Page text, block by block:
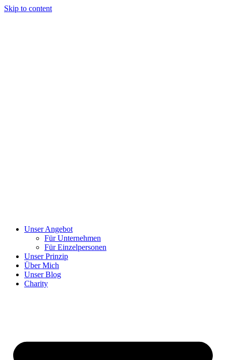
Skip to content
Unser Angebot
Für Unternehmen
Für Einzelpersonen
Unser Prinzip
Über Mich
Unser Blog
Charity